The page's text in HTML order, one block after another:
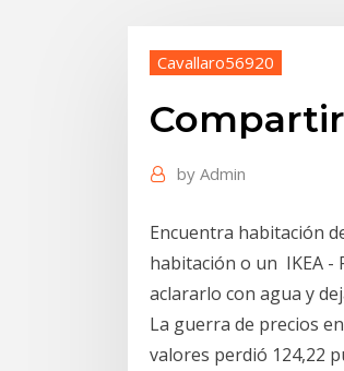
Cavallaro56920
by Admin
Encuentra habitación
habitación o un IKEA -
aclararlo con agua y
La guerra de precios
valores perdió 124,22